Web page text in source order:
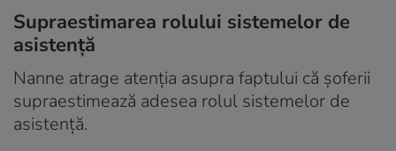
Supraestimarea rolului sistemelor de
asistență
Nanne atrage atenția asupra faptului că șoferii
supraestimează adesea rolul sistemelor de
asistență.